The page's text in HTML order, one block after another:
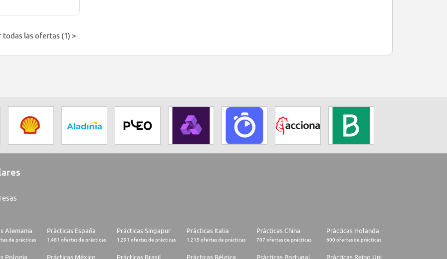
todas las ofertas (1) >
Alemania
de prácticas
Prácticas España
1.481 ofertas de prácticas
Prácticas Singapur
1.291 ofertas de prácticas
Prácticas Italia
1.215 ofertas de prácticas
Prácticas China
707 ofertas de prácticas
Prácticas Holanda
600 ofertas de prácticas
Polonia Prácticas México Prácticas Brasil Prácticas Bélgica Prácticas Portugal